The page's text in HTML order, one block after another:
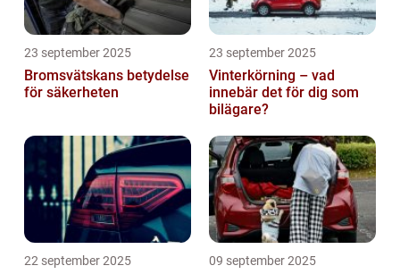
23 september 2025
Bromsvätskans betydelse
för säkerheten
23 september 2025
Vinterkörning – vad
innebär det för dig som
bilägare?
22 september 2025 09 september 2025